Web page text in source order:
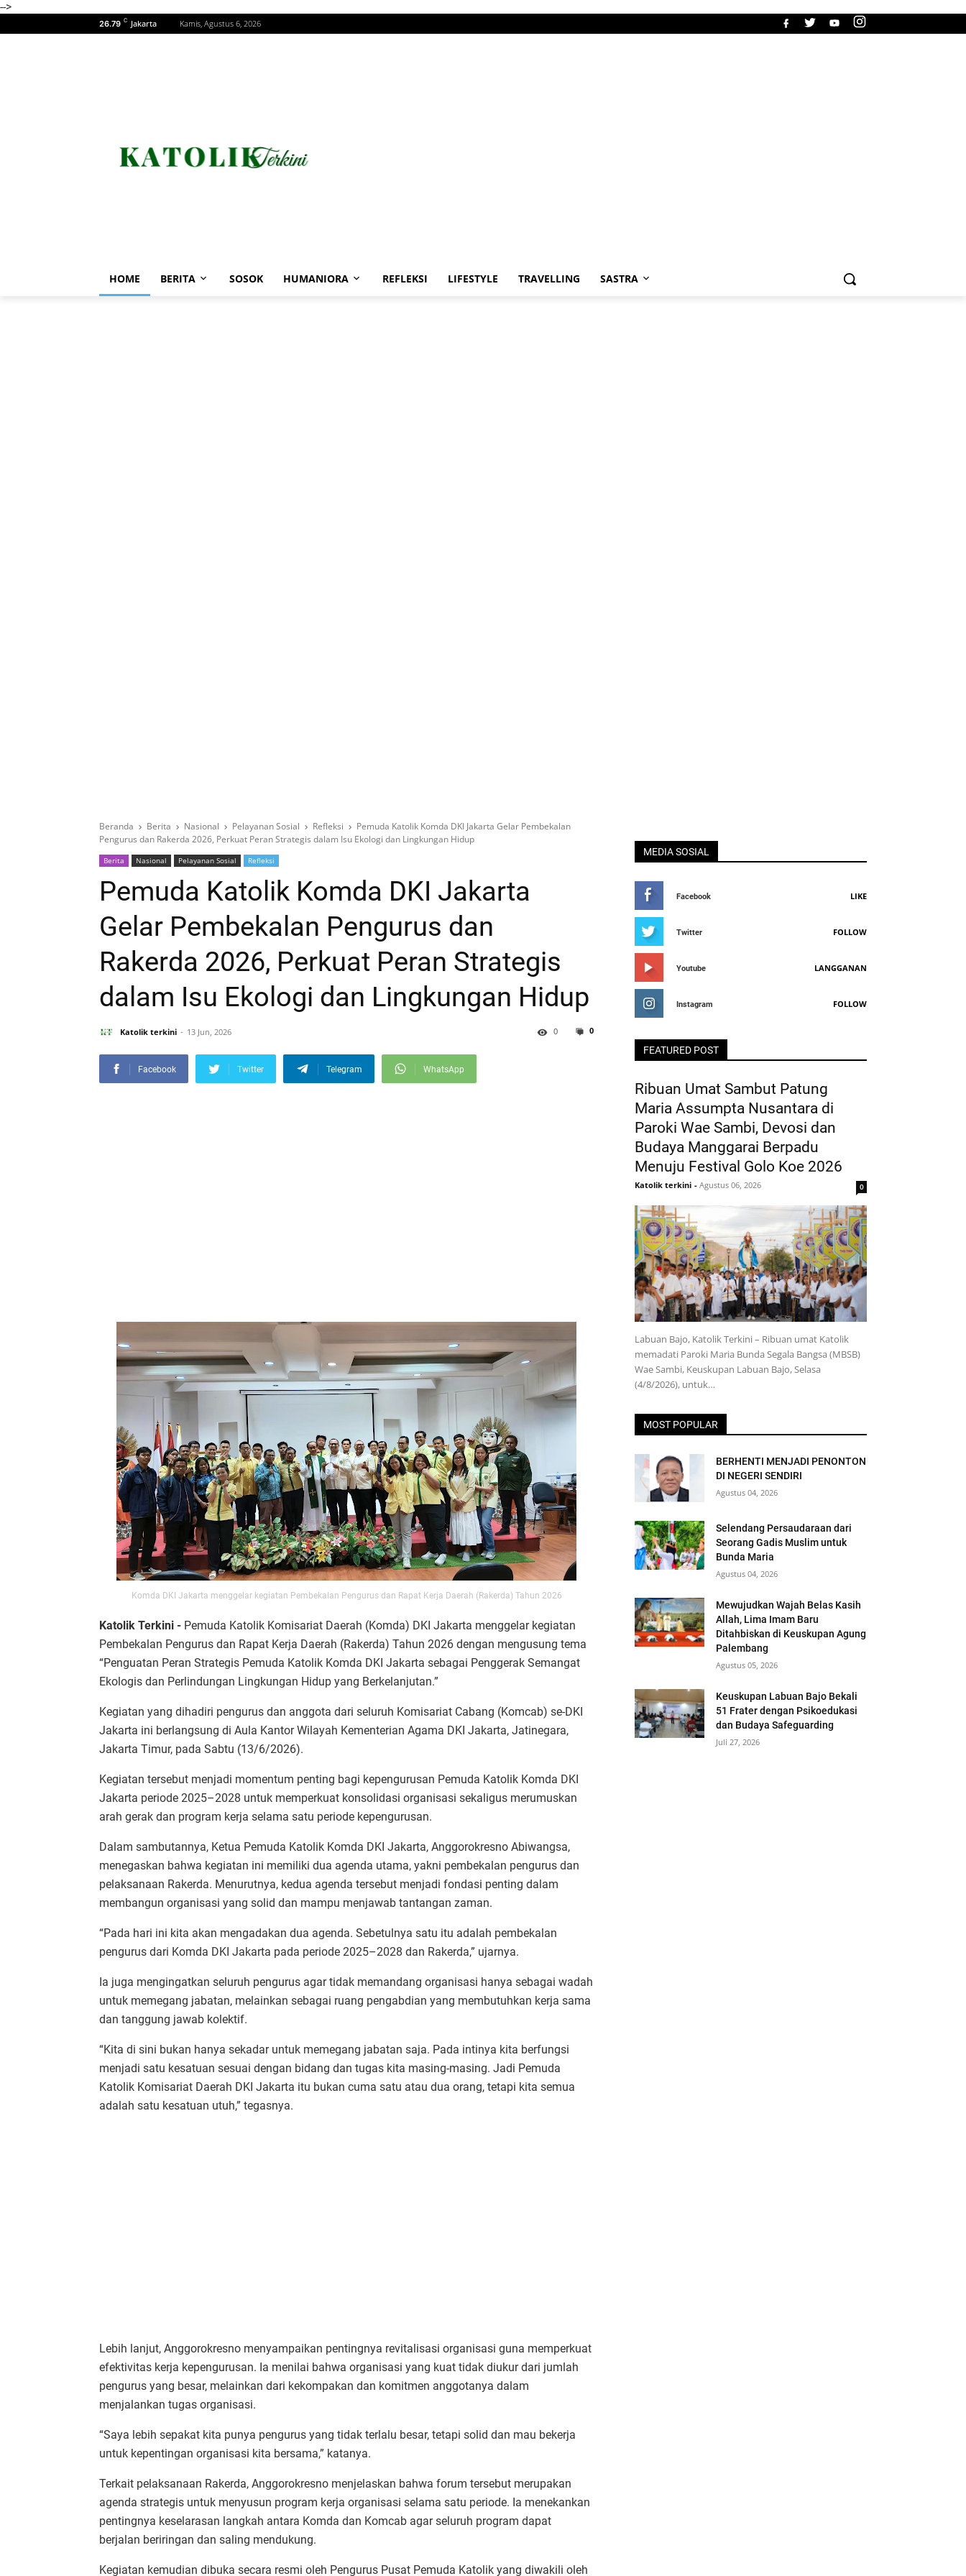
-->
26.79 C Jakarta Kamis, Agustus 6, 2026
HOME BERITA SOSOK HUMANIORA REFLEKSI LIFESTYLE TRAVELLING SASTRA
Beranda Berita Nasional Pelayanan Sosial Refleksi
Pemuda Katolik Komda DKI Jakarta Gelar Pembekalan
Pengurus dan Rakerda 2026, Perkuat Peran Strategis dalam Isu Ekologi dan Lingkungan Hidup
Berita Nasional Pelayanan Sosial Refleksi
Pemuda Katolik Komda DKI Jakarta
Gelar Pembekalan Pengurus dan
Rakerda 2026, Perkuat Peran Strategis
dalam Isu Ekologi dan Lingkungan Hidup
Katolik terkini 13 Jun, 2026 0
0
Facebook Twitter Telegram WhatsApp
Komda DKI Jakarta menggelar kegiatan Pembekalan Pengurus dan Rapat Kerja Daerah (Rakerda) Tahun 2026
Katolik Terkini - Pemuda Katolik Komisariat Daerah (Komda) DKI Jakarta menggelar kegiatan
Pembekalan Pengurus dan Rapat Kerja Daerah (Rakerda) Tahun 2026 dengan mengusung tema
“Penguatan Peran Strategis Pemuda Katolik Komda DKI Jakarta sebagai Penggerak Semangat
Ekologis dan Perlindungan Lingkungan Hidup yang Berkelanjutan.”
Kegiatan yang dihadiri pengurus dan anggota dari seluruh Komisariat Cabang (Komcab) se-DKI
Jakarta ini berlangsung di Aula Kantor Wilayah Kementerian Agama DKI Jakarta, Jatinegara,
Jakarta Timur, pada Sabtu (13/6/2026).
Kegiatan tersebut menjadi momentum penting bagi kepengurusan Pemuda Katolik Komda DKI
Jakarta periode 2025–2028 untuk memperkuat konsolidasi organisasi sekaligus merumuskan
arah gerak dan program kerja selama satu periode kepengurusan.
Dalam sambutannya, Ketua Pemuda Katolik Komda DKI Jakarta, Anggorokresno Abiwangsa,
menegaskan bahwa kegiatan ini memiliki dua agenda utama, yakni pembekalan pengurus dan
pelaksanaan Rakerda. Menurutnya, kedua agenda tersebut menjadi fondasi penting dalam
membangun organisasi yang solid dan mampu menjawab tantangan zaman.
“Pada hari ini kita akan mengadakan dua agenda. Sebetulnya satu itu adalah pembekalan
pengurus dari Komda DKI Jakarta pada periode 2025–2028 dan Rakerda,” ujarnya.
Ia juga mengingatkan seluruh pengurus agar tidak memandang organisasi hanya sebagai wadah
untuk memegang jabatan, melainkan sebagai ruang pengabdian yang membutuhkan kerja sama
dan tanggung jawab kolektif.
“Kita di sini bukan hanya sekadar untuk memegang jabatan saja. Pada intinya kita berfungsi
menjadi satu kesatuan sesuai dengan bidang dan tugas kita masing-masing. Jadi Pemuda
Katolik Komisariat Daerah DKI Jakarta itu bukan cuma satu atau dua orang, tetapi kita semua
adalah satu kesatuan utuh,” tegasnya.
Lebih lanjut, Anggorokresno menyampaikan pentingnya revitalisasi organisasi guna memperkuat
efektivitas kerja kepengurusan. Ia menilai bahwa organisasi yang kuat tidak diukur dari jumlah
pengurus yang besar, melainkan dari kekompakan dan komitmen anggotanya dalam
menjalankan tugas organisasi.
“Saya lebih sepakat kita punya pengurus yang tidak terlalu besar, tetapi solid dan mau bekerja
untuk kepentingan organisasi kita bersama,” katanya.
Terkait pelaksanaan Rakerda, Anggorokresno menjelaskan bahwa forum tersebut merupakan
agenda strategis untuk menyusun program kerja organisasi selama satu periode. Ia menekankan
pentingnya keselarasan langkah antara Komda dan Komcab agar seluruh program dapat
berjalan beriringan dan saling mendukung.
Kegiatan kemudian dibuka secara resmi oleh Pengurus Pusat Pemuda Katolik yang diwakili oleh
MEDIA SOSIAL
Facebook LIKE
Twitter FOLLOW
Youtube LANGGANAN
Instagram FOLLOW
FEATURED POST
Ribuan Umat Sambut Patung
Maria Assumpta Nusantara di
Paroki Wae Sambi, Devosi dan
Budaya Manggarai Berpadu
Menuju Festival Golo Koe 2026
Katolik terkini - Agustus 06, 2026 0
Labuan Bajo, Katolik Terkini – Ribuan umat Katolik
memadati Paroki Maria Bunda Segala Bangsa (MBSB)
Wae Sambi, Keuskupan Labuan Bajo, Selasa
(4/8/2026), untuk…
MOST POPULAR
BERHENTI MENJADI PENONTON
DI NEGERI SENDIRI
Agustus 04, 2026
Selendang Persaudaraan dari
Seorang Gadis Muslim untuk
Bunda Maria
Agustus 04, 2026
Mewujudkan Wajah Belas Kasih
Allah, Lima Imam Baru
Ditahbiskan di Keuskupan Agung
Palembang
Agustus 05, 2026
Keuskupan Labuan Bajo Bekali
51 Frater dengan Psikoedukasi
dan Budaya Safeguarding
Juli 27, 2026